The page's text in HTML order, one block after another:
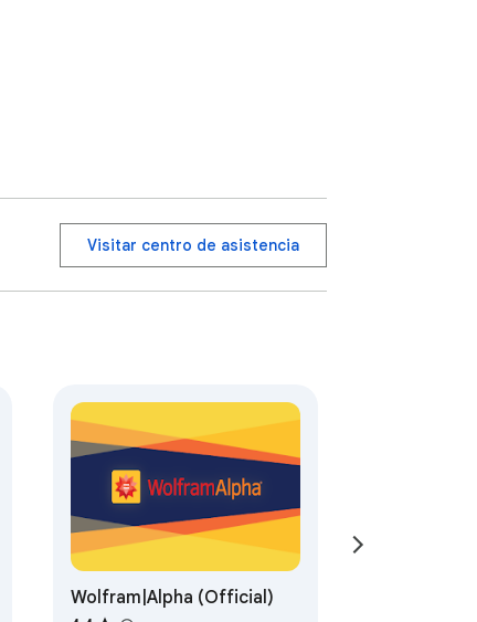
Visitar centro de asistencia
Wolfram|Alpha (Official)